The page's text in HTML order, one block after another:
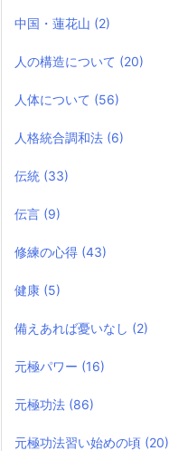
中国・蓮花山 (2)
人の構造について (20)
人体について (56)
人格統合調和法 (6)
伝統 (33)
伝言 (9)
修練の心得 (43)
健康 (5)
備えあれば憂いなし (2)
元極パワー (16)
元極功法 (86)
元極功法習い始めの頃 (20)